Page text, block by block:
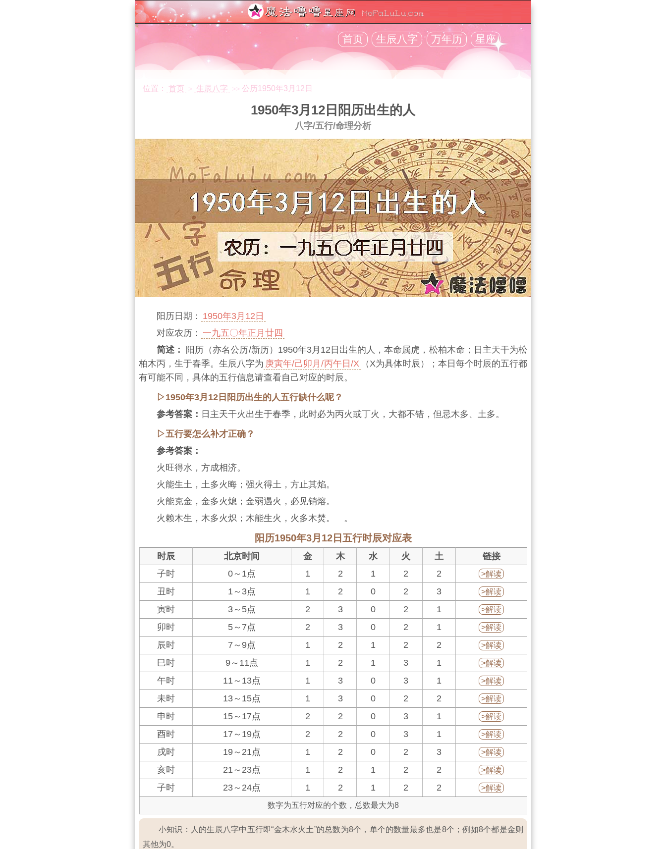
首页 生辰八字 万年历 星座
位置： 首页 > 生辰八字 >> 公历1950年3月12日
1950年3月12日阳历出生的人
八字/五行/命理分析
阳历日期： 1950年3月12日
对应农历： 一九五〇年正月廿四
简述：
阳历（亦名公历/新历）1950年3月12日出生的人，本命属虎，松柏木命；日主天干为松
柏木丙，生于春季。生辰八字为 庚寅年/己卯月/丙午日/X
（X为具体时辰）；本日每个时辰的五行都
有可能不同，具体的五行信息请查看自己对应的时辰。
▷1950年3月12日阳历出生的人五行缺什么呢？
参考答案： 日主天干火出生于春季，此时必为丙火或丁火，大都不错，但忌木多、土多。
▷五行要怎么补才正确？
参考答案：
火旺得水，方成相济。
火能生土，土多火晦；强火得土，方止其焰。
火能克金，金多火熄；金弱遇火，必见销熔。
火赖木生，木多火炽；木能生火，火多木焚。 。
阳历1950年3月12日五行时辰对应表
时辰 北京时间 金 木 水 火 土
链接
子时
0～1点 1 2 1 2 2 >解读
丑时 1～3点 1 2 0 2 3 >解读
寅时 3～5点 2 3 0 2 1 >解读
卯时 5～7点 2 3 0 2 1 >解读
辰时 7～9点 1 2 1 2 2 >解读
巳时 9～11点 1 2 1 3 1 >解读
午时 11～13点 1 3 0 3 1 >解读
未时 13～15点 1 3 0 2 2 >解读
申时 15～17点 2 2 0 3 1 >解读
酉时 17～19点 2 2 0 3 1 >解读
戌时 19～21点 1 2 0 2 3 >解读
亥时 21～23点 1 2 1 2 2 >解读
子时 23～24点 1 2 1 2 2 >解读
数字为五行对应的个数，总数最大为8
小知识：人的生辰八字中五行即“金木水火土”的总数为8个，单个的数量最多也是8个；例如8个都是金则
其他为0。